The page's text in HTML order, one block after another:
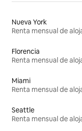
Nueva York
Florencia
Miami
Seattle